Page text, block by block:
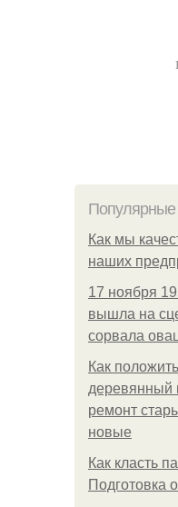
Как мы
наших
17 ноября
вышла на
сорвала
Как
деревянный
ремонт
новые
Как класть
Подготовка